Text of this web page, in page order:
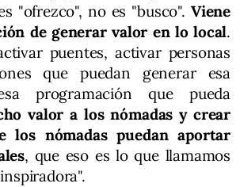
"ofrezco", no es "busco". Viene
de generar valor en lo local.
puentes, activar personas
que puedan generar esa
programación que pueda
valor a los nómadas y crear
los nómadas puedan aportar
, que eso es lo que llamamos